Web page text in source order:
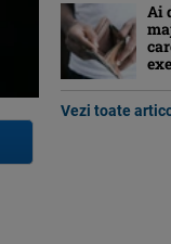
Ai
Vezi toate